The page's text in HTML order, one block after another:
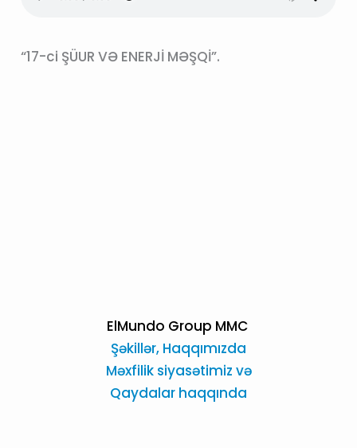
“17-ci ŞÜUR VƏ ENERJİ MƏŞQİ”.
ElMundo Group MMC
Şəkillər, Haqqımızda
Məxfilik siyasətimiz və
Qaydalar haqqında